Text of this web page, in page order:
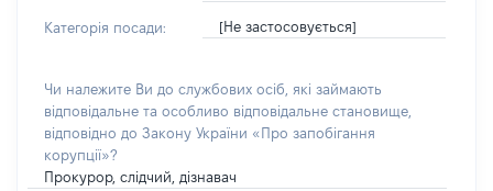
Категорія посади: [Не застосовується]
Чи належите Ви до службових осіб, які займають
відповідальне та особливо відповідальне становище,
відповідно до Закону України «Про запобігання
корупції»?
Прокурор, слідчий, дізнавач